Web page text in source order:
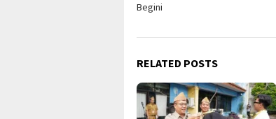
Begini
RELATED POSTS